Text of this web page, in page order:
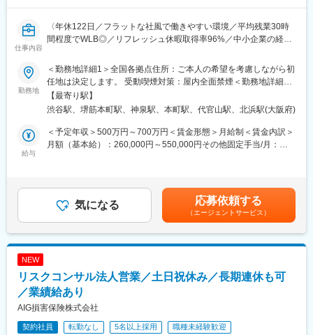
えるコンサルティング力を身に着けて頂くことが可能です。
「社員が幸せでないといい仕事はできない」という考えのもと、
土日対応なし、最大2週間のリフレッシュ休暇取得率96％、残業
時間削減（19時までの絶対退社）、フレックス制度、在宅勤務制
度等を導入し、働き方改革を実現しています。
■キャリアパス：将来的に営業部長、エリア統括部長はもちろん、
人事・マーケティング・企画系の本社部門など様々なキャリアパ
■教育体制：
入社後、配属先の営業部に関係なく本社にて3週間の対面研修があ
ります。
その後は、先輩社員1名が専属で1年間丁寧にサポート。定期的に
変更の範囲：会社の定める業務
仕事内容
〈年休122日／フラットな社風で働きやすい環境／平均残業30時
間程度でWLB◎／リフレッシュ休暇取得率96%／中小企業の経営
■業務内容：※生命保険の直接販売は行いません。
代理店営業は、代理店とのパートナーシップを構築し、保険をは
じめ法務・財務・資産運用など幅広い専門知識と分析力をを基に
代理店経営サポート・コンサルティングを行います。
（1）代理店を通じた生命保険による法人向けコンサルティングサ
（2）代理店に対する実践的営業サポート：代理店の営業同行
（例：銀行の支店長に同行し、経営者に保険の提案営業を行うな
ど）、代理店への経営・営業コンサルティング
が代理店となって当社の保険商品を販売します。
1人当たり、首都圏は30件程度、地方40件程度担当いただきま
す。
■身に付くスキル：
勤務地
＜勤務地詳細1＞全国各拠点住所：ご本人の希望を考慮しながら初
任地は決定します。 受動喫煙対策：屋内全面禁煙＜勤務地詳細2
＞本社住所：東京都渋谷区渋谷2-24-12 渋谷スクランブルスクエ
ア44F勤務地最寄駅：山手線／渋谷駅受動喫煙対策：屋内全面禁
3-13 大阪国際ビル7Ｆ勤務地最寄駅：各線／堺筋本町駅受動喫煙
対策：屋内全面禁煙変更の範囲：会社の定める事業所（リモート
【最寄り駅】
渋谷駅、堺筋本町駅、神泉駅、本町駅、代官山駅、北浜駅(大阪府)
給与
＜予定年収＞500万円～700万円＜賃金形態＞月給制＜賃金内訳＞
月額（基本給）：260,000円～550,000円その他固定手当/月：
月）賃金はあくまでも目安の金額であり、選考を通じて上下する
可能性があります。月給(月額)は固定手当を含めた表記です。
気になる 応募依頼する
（エージェントサービス）
NEW
リスクコンサル法人営業／土日祝休み／長期連休も可
／業績給あり
AIG損害保険株式会社
契約社員 転勤なし 5名以上採用
職種未経験歓迎